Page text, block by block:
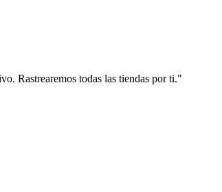
Rastrearemos todas las tiendas por ti."